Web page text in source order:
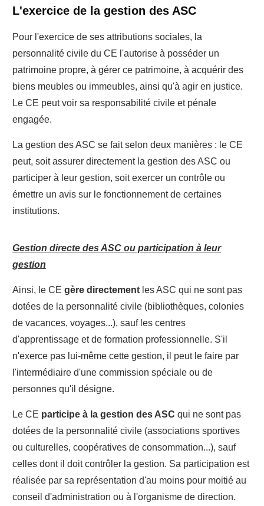
L'exercice de la gestion des ASC
Pour l'exercice de ses attributions sociales, la
personnalité civile du CE l'autorise à posséder un
patrimoine propre, à gérer ce patrimoine, à acquérir des
biens meubles ou immeubles, ainsi qu'à agir en justice.
Le CE peut voir sa responsabilité civile et pénale
engagée.
La gestion des ASC se fait selon deux manières : le CE
peut, soit assurer directement la gestion des ASC ou
participer à leur gestion, soit exercer un contrôle ou
émettre un avis sur le fonctionnement de certaines
institutions.
Gestion directe des ASC ou participation à leur
gestion
Ainsi, le CE gère directement les ASC qui ne sont pas
dotées de la personnalité civile (bibliothèques, colonies
de vacances, voyages...), sauf les centres
d'apprentissage et de formation professionnelle. S'il
n'exerce pas lui-même cette gestion, il peut le faire par
l'intermédiaire d'une commission spéciale ou de
personnes qu'il désigne.
Le CE participe à la gestion des ASC qui ne sont pas
dotées de la personnalité civile (associations sportives
ou culturelles, coopératives de consommation...), sauf
celles dont il doit contrôler la gestion. Sa participation est
réalisée par sa représentation d'au moins pour moitié au
conseil d'administration ou à l'organisme de direction.